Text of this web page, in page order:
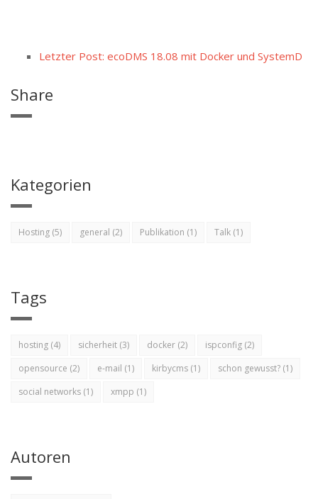
Letzter Post: ecoDMS 18.08 mit Docker und SystemD
Share
Kategorien
Hosting (5) general (2) Publikation (1) Talk (1)
Tags
hosting (4) sicherheit (3) docker (2)
ispconfig (2)
opensource (2)
e-mail (1) kirbycms (1)
schon gewusst? (1)
social networks (1)
xmpp (1)
Autoren